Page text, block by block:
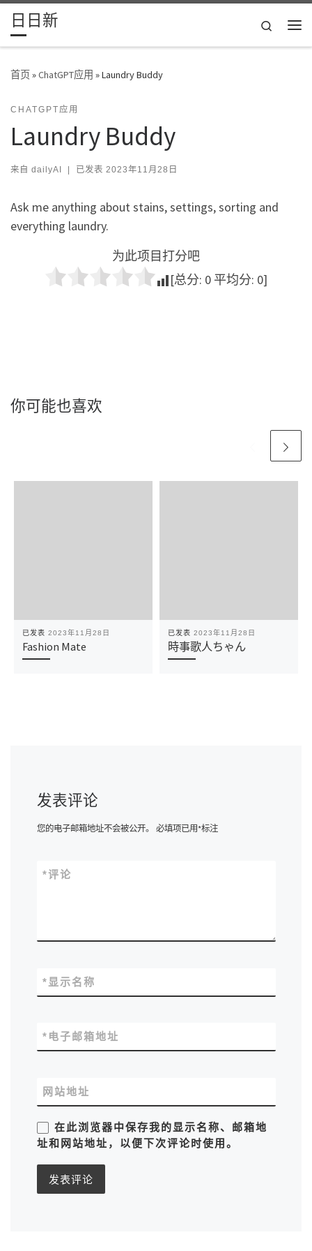
Skip to content
日日新
Search
首页»ChatGPT应用 »Laundry Buddy
CHATGPT应用
Laundry Buddy
来自 dailyAI | 已发表 2023年11月28日
Ask me anything about stains, settings, sorting and
everything laundry.
为此项目打分吧
[总分: 0 平均分: 0]
你可能也喜欢
已发表 2023年11月28日
Fashion Mate
已发表 2023年11月28日
時事歌人ちゃん
发表评论
您的电子邮箱地址不会被公开。 必填项已用*标注
评论
*
显示名称
*
电子邮箱地址
*
网站地址
在此浏览器中保存我的显示名称、邮箱地
址和网站地址，以便下次评论时使用。